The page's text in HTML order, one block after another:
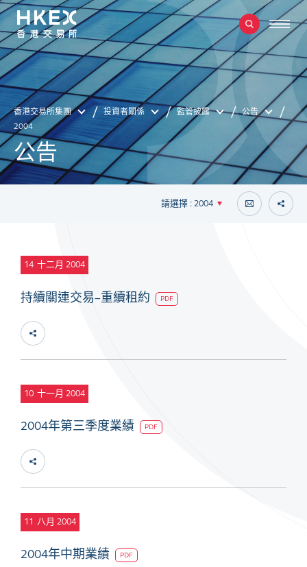
香港交易所集團 投資者關係 監管披露
公告
2004
公告
請選擇 : 2004
14 十二月 2004
持續關連交易–重續租約 PDF
10 十一月 2004
2004年第三季度業績 PDF
11 八月 2004
2004年中期業績 PDF